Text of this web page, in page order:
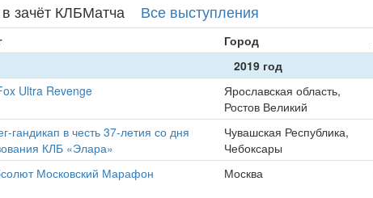
зачёт КЛБМатча Все выступления
Город
2019 год
Ultra Revenge
Ярославская область,
Ростов Великий
гандикап в честь 37-летия со дня
КЛБ «Элара»
Чувашская Республика,
Чебоксары
Московский Марафон Москва